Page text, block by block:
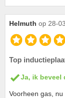
Helmuth op 28-
Top
Ja, ik beveel
Voorheen gas,